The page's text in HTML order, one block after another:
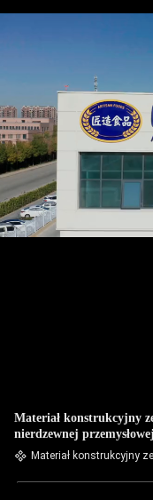
Materiał konstrukcyjny
nierdzewnej przemysłowej
Materiał konstrukcyjny